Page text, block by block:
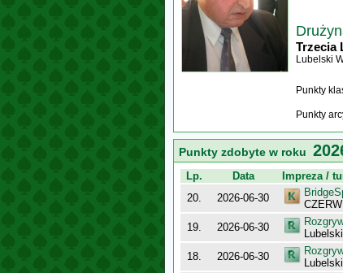
Trzecia
Lubelski
Punkty
Punkty
Punkty zdobyte w roku
Lp. Data Impreza /
20.
2026-06-30
19. 2026-06-30
18. 2026-06-30